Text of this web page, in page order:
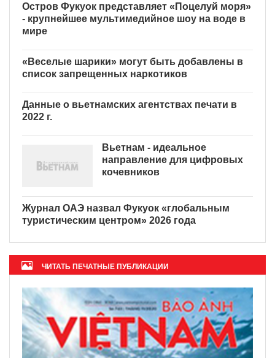
Остров Фукуок представляет «Поцелуй моря»
- крупнейшее мультимедийное шоу на воде в
мире
«Веселые шарики» могут быть добавлены в
список запрещенных наркотиков
Данные о вьетнамских агентствах печати в
2022 г.
Вьетнам - идеальное
направление для цифровых
кочевников
Журнал ОАЭ назвал Фукуок «глобальным
туристическим центром» 2026 года
ЧИТАТЬ ПЕЧАТНЫЕ ПУБЛИКАЦИИ